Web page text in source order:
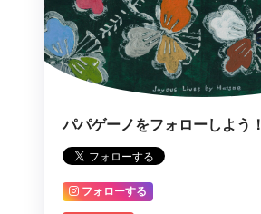
パパゲーノをフォローしよう！
フォローする